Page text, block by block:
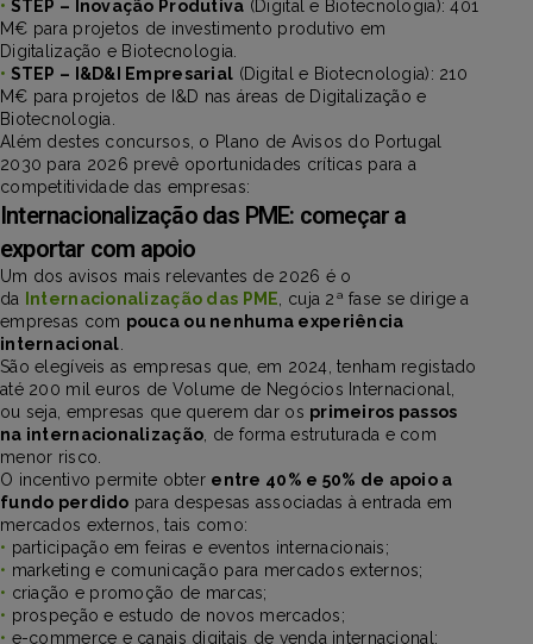
• STEP – Inovação Produtiva (Digital e Biotecnologia): 401
M€ para projetos de investimento produtivo em
Digitalização e Biotecnologia.
• STEP – I&D&I Empresarial (Digital e Biotecnologia): 210
M€ para projetos de I&D nas áreas de Digitalização e
Biotecnologia.
Além destes concursos, o Plano de Avisos do Portugal
2030 para 2026 prevê oportunidades críticas para a
competitividade das empresas:
Internacionalização das PME: começar a
exportar com apoio
Um dos avisos mais relevantes de 2026 é o
da
Internacionalização das PME , cuja 2ª fase se dirige a
empresas com pouca ou nenhuma experiência
internacional
São elegíveis as empresas que, em 2024, tenham registado
até 200 mil euros de Volume de Negócios Internacional,
ou seja, empresas que querem dar os primeiros passos
na internacionalização , de forma estruturada e com
menor risco.
O incentivo permite obter entre 40% e 50% de apoio a
fundo perdido para despesas associadas à entrada em
mercados externos, tais como:
• participação em feiras e eventos internacionais;
• marketing e comunicação para mercados externos;
• criação e promoção de marcas;
• prospeção e estudo de novos mercados;
• e-commerce e canais digitais de venda internacional;